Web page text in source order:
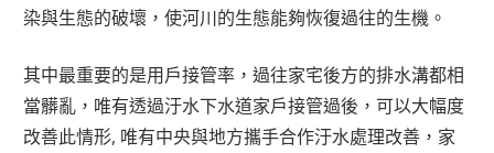
染與生態的破壞，使河川的生態能夠恢復過往的生機。
其中最重要的是用戶接管率，過往家宅後方的排水溝都相
當髒亂，唯有透過汙水下水道家戶接管過後，可以大幅度
改善此情形, 唯有中央與地方攜手合作汙水處理改善，家